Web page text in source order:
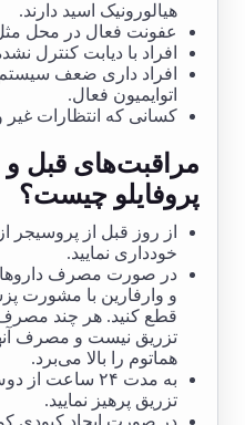
هیالورونیک اسید دارند.
عفونت فعال در محل
افراد با دیابت کنترل
افراد داری ضعف سیستم
اتوایمیون فعال.
کسانی که انتظارات غیر
مراقبت‌های قبل و
پروفایلو چیست؟
از روز قبل از
خودداری نمایید.
در صورت مصرف
و وارفارین با مشورت
قطع کنید. هر چند مصرف
تزریق نیست و مصرف
هماتوم را بالا می‌برد.
به مدت ۲۴
تزریق پرهیز نمایید.
در صورت ایجاد کبودی